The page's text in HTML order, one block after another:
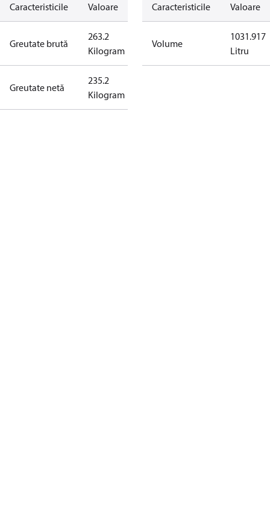
Caracteristicile Valoare
Greutate brută
263.2
Kilogram
Greutate netă
235.2
Kilogram
Caracteristicile Valoare
Volume
1031.917
Litru